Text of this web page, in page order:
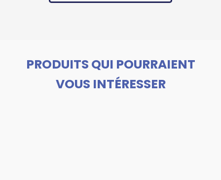
PRODUITS QUI POURRAIENT
VOUS INTÉRESSER